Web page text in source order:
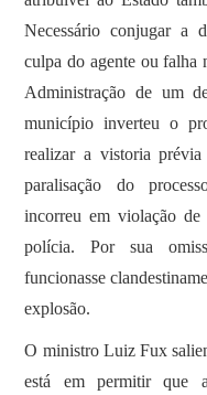
Necessário conjugar a
culpa do agente ou falha
Administração de um
município inverteu o
realizar a vistoria
paralisação do
incorreu em violação
polícia. Por sua
funcionasse
explosão.
O ministro Luiz Fux
está em permitir que